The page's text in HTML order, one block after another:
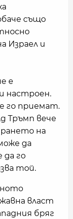
също
Израел и
е
настроен.
го приемат.
Тръмп вече
на
да
да го
той.
власт
бряг